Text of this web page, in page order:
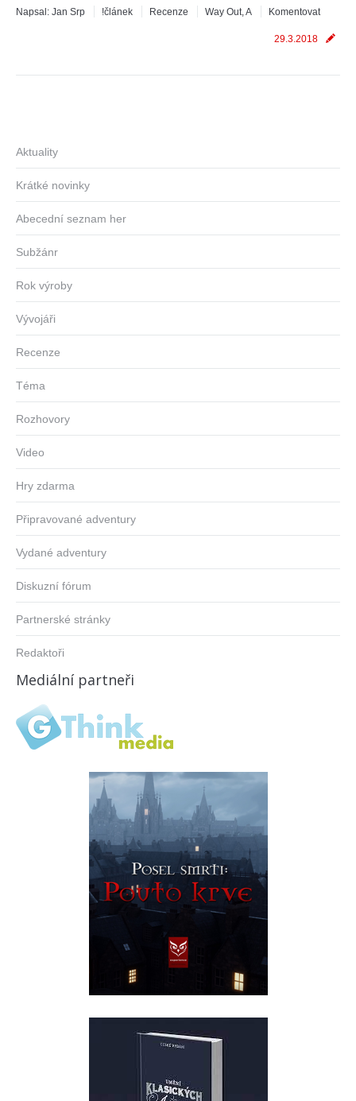
Napsal: Jan Srp !článek Recenze Way Out, A Komentovat
29.3.2018
Aktuality
Krátké novinky
Abecední seznam her
Subžánr
Rok výroby
Vývojáři
Recenze
Téma
Rozhovory
Video
Hry zdarma
Připravované adventury
Vydané adventury
Diskuzní fórum
Partnerské stránky
Redaktoři
Mediální partneři